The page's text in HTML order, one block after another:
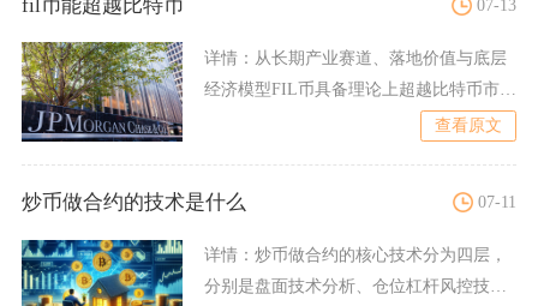
fil币能超越比特币 07-13
详情： 从长期产业赛道、落地价值与底层
经济模型FIL币具备理论上超越比特币市值
查看原文
炒币做合约的技术是什么 07-11
详情： 炒币做合约的核心技术分为四层，
分别是盘面技术分析、仓位杠杆风控技